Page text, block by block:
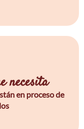
necesita
en proceso de